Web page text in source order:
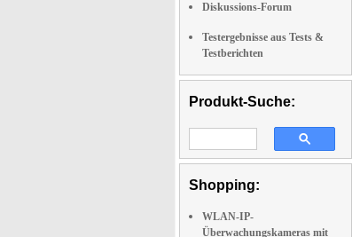
Diskussions-Forum
Testergebnisse aus Tests &
Testberichten
Produkt-Suche:
Shopping:
WLAN-IP-
Überwachungskameras mit